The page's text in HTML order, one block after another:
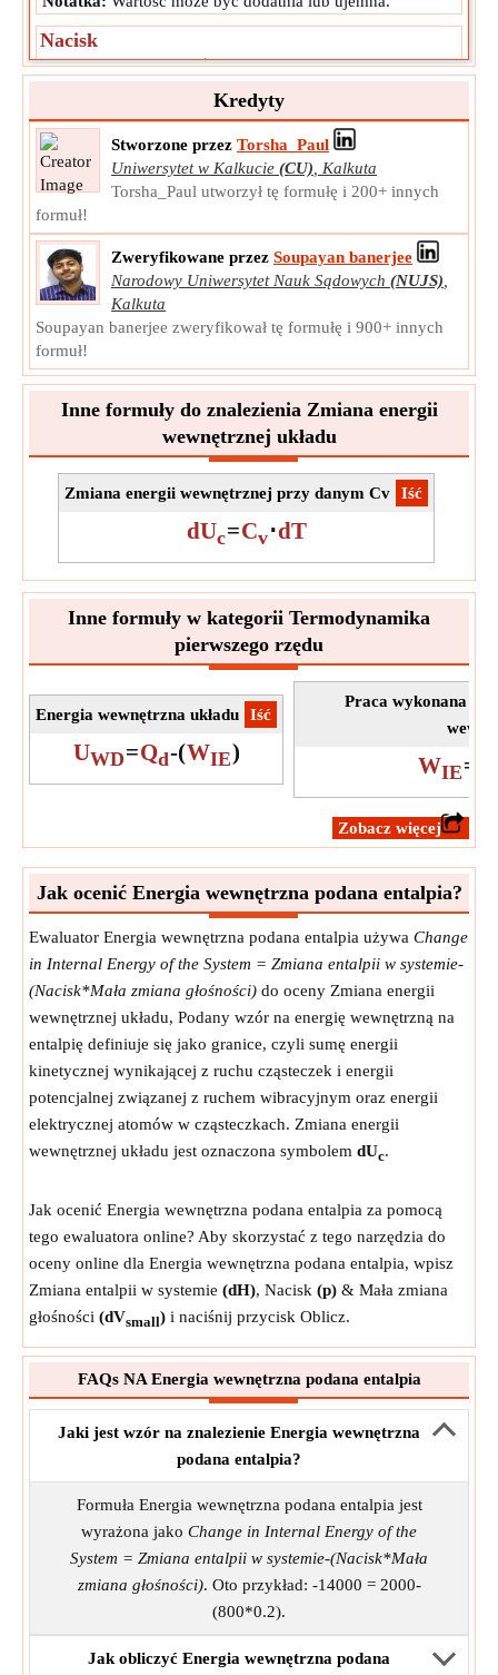
Nacisk
Ciśnienie to siła przyłożona prostopadle do powierzchni
Symbol:
p
Pomiar:
Nacisk
Jednostka:Pa
Notatka:
Mała zmiana głośności
Mała zmiana wolumenu to wskaźnik pokazujący, czy trend
wolumenu rozwija się w górę lub w dół.
Symbol: dVsmall
Pomiar:
Jednostka:m³
Notatka:Wartość może być dodatnia lub ujemna.
Kredyty
Stworzone przez Torsha_Paul
Uniwersytet w Kalkucie (CU)
Kalkuta
Torsha_Paul utworzył tę formułę i 200+ innych
formuł!
Zweryfikowane przez Soupayan banerjee
Narodowy Uniwersytet Nauk Sądowych (NUJS)
Kalkuta
Soupayan banerjee zweryfikował tę formułę i 900+ innych
formuł!
Inne formuły do znalezienia Zmiana energii
wewnętrznej układu
​Iść
Zmiana energii wewnętrznej przy danym Cv
dUc=Cv⋅dT
Inne formuły w kategorii Termodynamika
pierwszego rzędu
​Iść
Energia wewnętrzna układu
UWD=Qd-(WIE)
Praca wykonana
WIE=
​Zobacz więcej
Jak ocenić Energia wewnętrzna podana entalpia?
Ewaluator Energia wewnętrzna podana entalpia używa Change
in Internal Energy of the System = Zmiana entalpii w systemie-
(Nacisk*Mała zmiana głośności) do oceny Zmiana energii
wewnętrznej układu, Podany wzór na energię wewnętrzną na
entalpię definiuje się jako granice, czyli sumę energii
kinetycznej wynikającej z ruchu cząsteczek i energii
potencjalnej związanej z ruchem wibracyjnym oraz energii
elektrycznej atomów w cząsteczkach. Zmiana energii
wewnętrznej układu jest oznaczona symbolem dUc.
Jak ocenić Energia wewnętrzna podana entalpia za pomocą
tego ewaluatora online? Aby skorzystać z tego narzędzia do
oceny online dla Energia wewnętrzna podana entalpia, wpisz
Zmiana entalpii w systemie (dH), Nacisk (p) & Mała zmiana
głośności (dVsmall) i naciśnij przycisk Oblicz.
FAQs NA Energia wewnętrzna podana entalpia
Jaki jest wzór na znalezienie Energia wewnętrzna
podana entalpia?
Formuła Energia wewnętrzna podana entalpia jest
wyrażona jako Change in Internal Energy of the
System = Zmiana entalpii w systemie-(Nacisk*Mała
zmiana głośności). Oto przykład: -14000 = 2000-
(800*0.2).
Jak obliczyć Energia wewnętrzna podana